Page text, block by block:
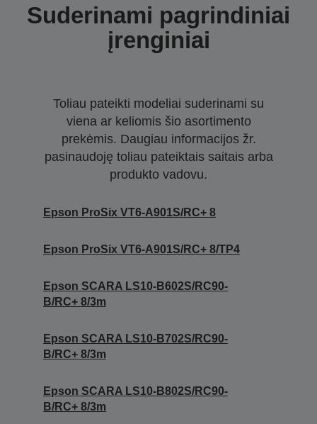
Suderinami pagrindiniai
įrenginiai
Toliau pateikti modeliai suderinami su
viena ar keliomis šio asortimento
prekėmis. Daugiau informacijos žr.
pasinaudoję toliau pateiktais saitais arba
produkto vadovu.
Epson ProSix VT6-A901S/RC+ 8
Epson ProSix VT6-A901S/RC+ 8/TP4
Epson SCARA LS10-B602S/RC90-
B/RC+ 8/3m
Epson SCARA LS10-B702S/RC90-
B/RC+ 8/3m
Epson SCARA LS10-B802S/RC90-
B/RC+ 8/3m